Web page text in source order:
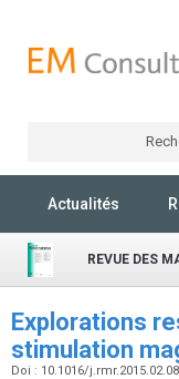
Actualités
REVUE DES
Explorations
stimulation
Doi : 10.1016/